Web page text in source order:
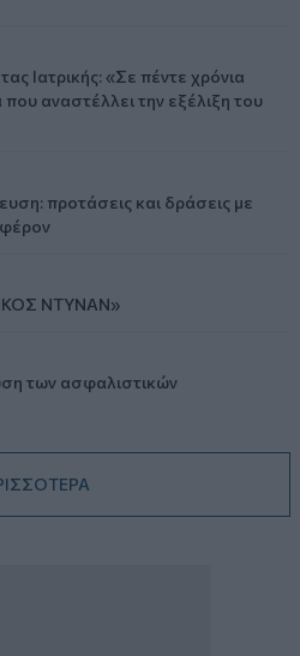
Ιατρικής: «Σε πέντε χρόνια
αναστέλλει την εξέλιξη του
προτάσεις και δράσεις με
ΝΤΥΝΑΝ»
των ασφαλιστικών